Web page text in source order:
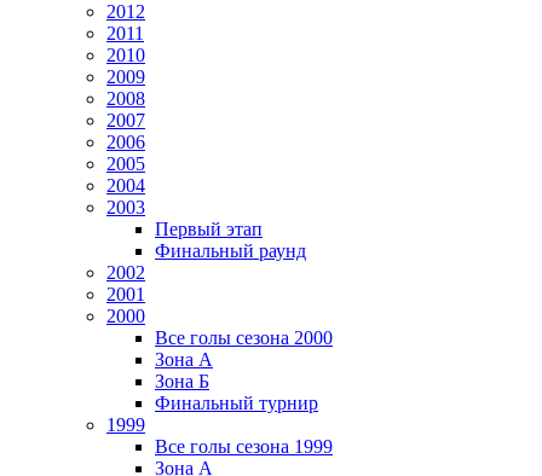
2012
2011
2010
2009
2008
2007
2006
2005
2004
2003
Первый этап
Финальный раунд
2002
2001
2000
Все голы сезона 2000
Зона А
Зона Б
Финальный турнир
1999
Все голы сезона 1999
Зона А